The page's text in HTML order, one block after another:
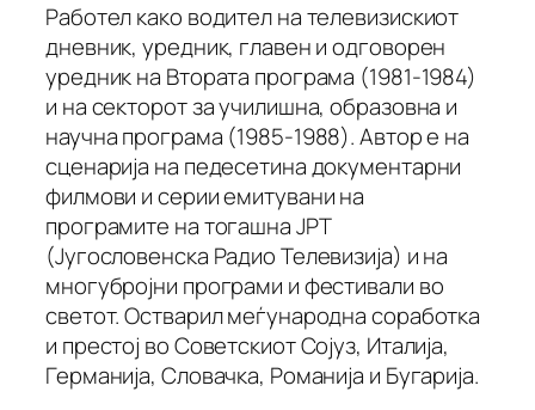
Работел како водител на телевизискиот
дневник, уредник, главен и одговорен
уредник на Втората програма (1981-1984)
и на секторот за училишна, образовна и
научна програма (1985-1988). Автор е на
сценарија на педесетина документарни
филмови и серии емитувани на
програмите на тогашна ЈРТ
(Југословенска Радио Телевизија) и на
многубројни програми и фестивали во
светот. Остварил меѓународна соработка
и престој во Советскиот Сојуз, Италија,
Германија, Словачка, Романија и Бугарија.